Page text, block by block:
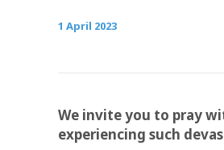
1 April 2023
We invite you to pray
experiencing such